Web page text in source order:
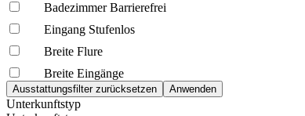
Badezimmer Barrierefrei
Eingang Stufenlos
Breite Flure
Breite Eingänge
Unterkunftstyp